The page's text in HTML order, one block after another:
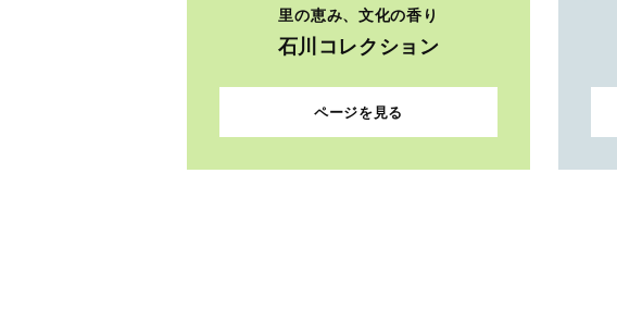
里の恵み、文化の香り
石川コレクション
ページを見る